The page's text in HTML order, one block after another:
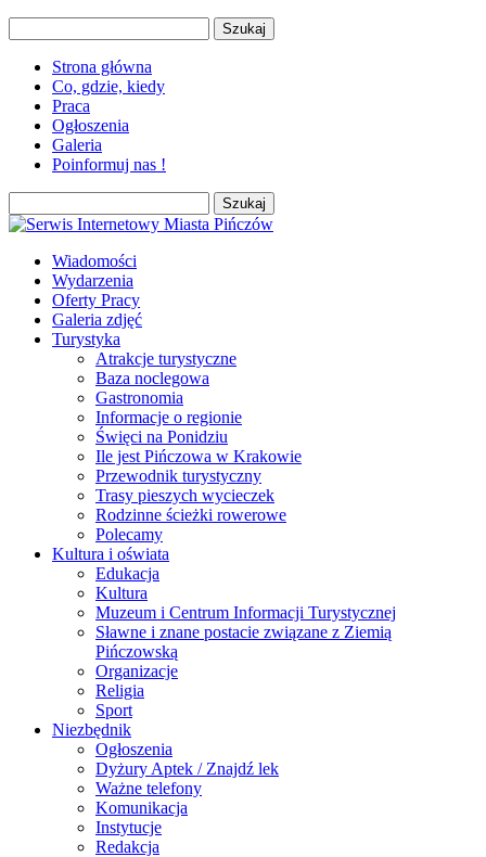
Strona główna
Co, gdzie, kiedy
Praca
Ogłoszenia
Galeria
Poinformuj nas !
Wiadomości
Wydarzenia
Oferty Pracy
Galeria zdjęć
Turystyka
Atrakcje turystyczne
Baza noclegowa
Gastronomia
Informacje o regionie
Święci na Ponidziu
Ile jest Pińczowa w Krakowie
Przewodnik turystyczny
Trasy pieszych wycieczek
Rodzinne ścieżki rowerowe
Polecamy
Kultura i oświata
Edukacja
Kultura
Muzeum i Centrum Informacji Turystycznej
Sławne i znane postacie związane z Ziemią
Pińczowską
Organizacje
Religia
Sport
Niezbędnik
Ogłoszenia
Dyżury Aptek / Znajdź lek
Ważne telefony
Komunikacja
Instytucje
Redakcja